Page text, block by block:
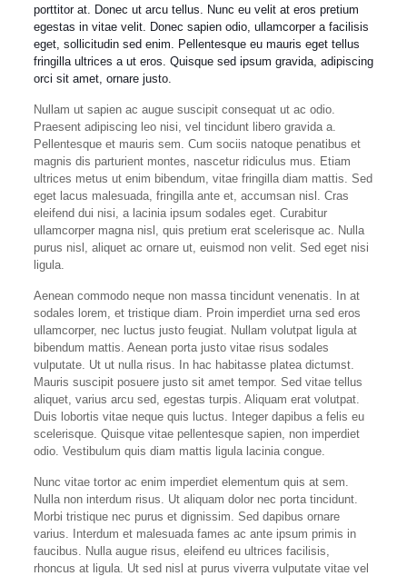
porttitor at. Donec ut arcu tellus. Nunc eu velit at eros pretium
egestas in vitae velit. Donec sapien odio, ullamcorper a facilisis
eget, sollicitudin sed enim. Pellentesque eu mauris eget tellus
fringilla ultrices a ut eros. Quisque sed ipsum gravida, adipiscing
orci sit amet, ornare justo.
Nullam ut sapien ac augue suscipit consequat ut ac odio.
Praesent adipiscing leo nisi, vel tincidunt libero gravida a.
Pellentesque et mauris sem. Cum sociis natoque penatibus et
magnis dis parturient montes, nascetur ridiculus mus. Etiam
ultrices metus ut enim bibendum, vitae fringilla diam mattis. Sed
eget lacus malesuada, fringilla ante et, accumsan nisl. Cras
eleifend dui nisi, a lacinia ipsum sodales eget. Curabitur
ullamcorper magna nisl, quis pretium erat scelerisque ac. Nulla
purus nisl, aliquet ac ornare ut, euismod non velit. Sed eget nisi
ligula.
Aenean commodo neque non massa tincidunt venenatis. In at
sodales lorem, et tristique diam. Proin imperdiet urna sed eros
ullamcorper, nec luctus justo feugiat. Nullam volutpat ligula at
bibendum mattis. Aenean porta justo vitae risus sodales
vulputate. Ut ut nulla risus. In hac habitasse platea dictumst.
Mauris suscipit posuere justo sit amet tempor. Sed vitae tellus
aliquet, varius arcu sed, egestas turpis. Aliquam erat volutpat.
Duis lobortis vitae neque quis luctus. Integer dapibus a felis eu
scelerisque. Quisque vitae pellentesque sapien, non imperdiet
odio. Vestibulum quis diam mattis ligula lacinia congue.
Nunc vitae tortor ac enim imperdiet elementum quis at sem.
Nulla non interdum risus. Ut aliquam dolor nec porta tincidunt.
Morbi tristique nec purus et dignissim. Sed dapibus ornare
varius. Interdum et malesuada fames ac ante ipsum primis in
faucibus. Nulla augue risus, eleifend eu ultrices facilisis,
rhoncus at ligula. Ut sed nisl at purus viverra vulputate vitae vel